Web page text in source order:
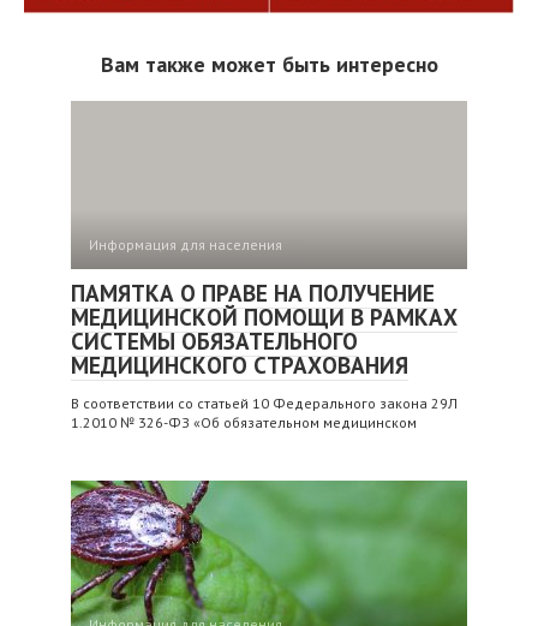
Вам также может быть интересно
Информация для населения
ПАМЯТКА О ПРАВЕ НА ПОЛУЧЕНИЕ
МЕДИЦИНСКОЙ ПОМОЩИ В РАМКАХ
СИСТЕМЫ ОБЯЗАТЕЛЬНОГО
МЕДИЦИНСКОГО СТРАХОВАНИЯ
В соответствии со статьей 10 Федерального закона 29Л
1.2010 № 326-ФЗ «Об обязательном медицинском